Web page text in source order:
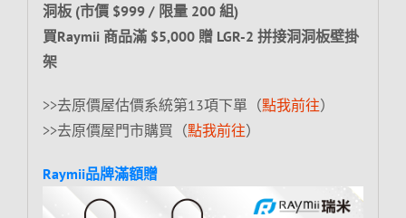
洞板 (市價 $999 / 限量 200 組)
買Raymii 商品滿 $5,000 贈 LGR-2 拼接洞洞板壁掛
架
>>去原價屋估價系統第13項下單（點我前往）
>>去原價屋門市購買（點我前往）
Raymii品牌滿額贈